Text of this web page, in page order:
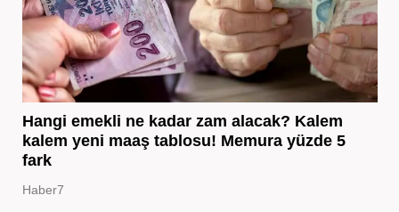
Hangi emekli ne kadar zam alacak? Kalem
kalem yeni maaş tablosu! Memura yüzde 5
fark
Haber7